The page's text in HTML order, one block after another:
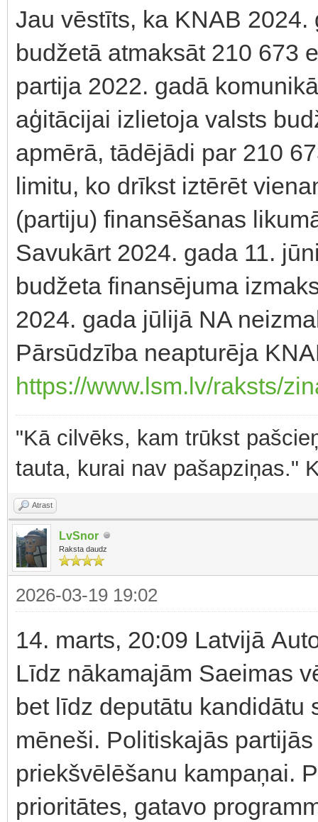
Jau vēstīts, ka KNAB
budžetā atmaksāt 210 673
partija 2022. gadā
aģitācijai izlietoja valsts
apmērā, tādējādi par 210
limitu, ko drīkst iztērēt
(partiju) finansēšanas
Savukārt 2024. gada 11.
budžeta finansējuma
2024. gada jūlijā NA
Pārsūdzība neapturēja
https://www.lsm.lv/raksts/
"Kā cilvēks, kam trūkst
tauta, kurai nav pašapziņas."
Atrast
LvSnor
Raksta daudz
2026-03-19 19:02
14. marts, 20:09 Latvijā
Līdz nākamajām Saeimas
bet līdz deputātu kandidātu
mēneši. Politiskajās
priekšvēlēšanu kampaņai.
prioritātes, gatavo